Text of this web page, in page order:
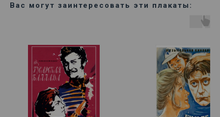
Вас могут заинтересовать эти плакаты: